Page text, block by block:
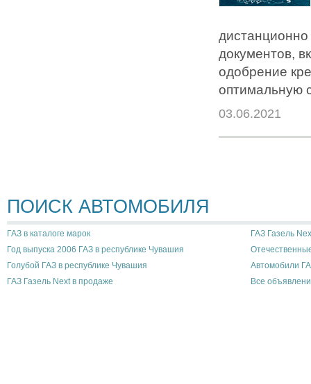
документов,
одобрение
оптимальную
03.06.2021
ПОИСК АВТОМОБИЛЯ
ГАЗ в каталоге марок
ГАЗ Газель
Год выпуска 2006 ГАЗ в республике Чувашия
Голубой ГАЗ в республике Чувашия
Автомобили
ГАЗ Газель Next в продаже
Все